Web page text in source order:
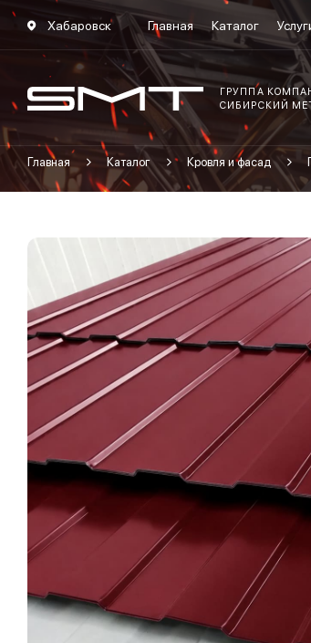
Хабаровск Главная Каталог
ГРУППА
СИБИРСКИЙ
Главная Каталог Кровля и фасад